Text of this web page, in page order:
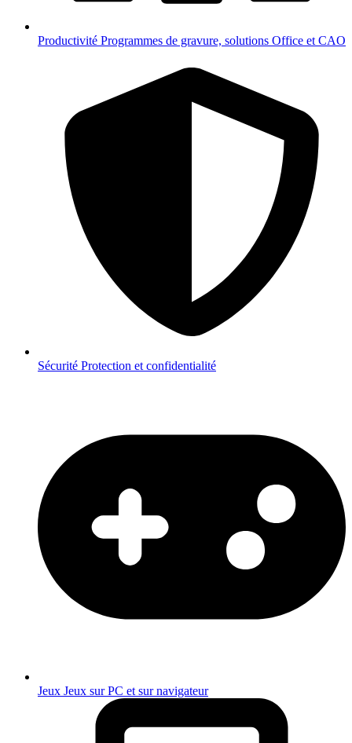
Productivité Programmes de gravure, solutions Office et CAO
Sécurité Protection et confidentialité
Jeux Jeux sur PC et sur navigateur